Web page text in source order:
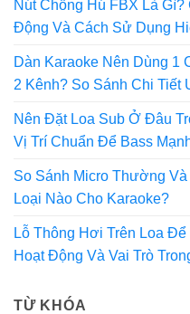
Nút Chống Hú FBX Là
Động Và Cách Sử Dụng
Dàn Karaoke Nên Dùng 1
2 Kênh? So Sánh Chi
Nên Đặt Loa Sub Ở Đâu
Vị Trí Chuẩn Để Bass
So Sánh Micro Thường
Loại Nào Cho Karaoke?
Lỗ Thông Hơi Trên Loa
Hoạt Động Và Vai Trò
TỪ KHÓA